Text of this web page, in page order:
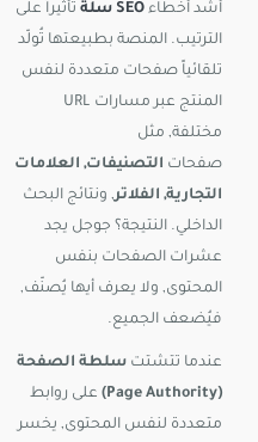
أشد أخطاء SEO سلة
تأثيراً على
الترتيب. المنصة بطبيعتها تُولّد
تلقائياً صفحات متعددة لنفس
المنتج عبر مسارات URL
مختلفة, مثل
صفحات التصنيفات, العلامات
التجارية, الفلاتر, ونتائج البحث
الداخلي. النتيجة؟ جوجل يجد
عشرات الصفحات بنفس
المحتوى, ولا يعرف أيها يُصنّف,
فيُضعف الجميع.
عندما تتشتت سلطة الصفحة
(Page Authority)
على روابط
متعددة لنفس المحتوى, يخسر